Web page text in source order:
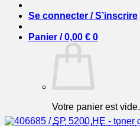
Se connecter / S’inscrire
Panier /0,00 € 0
Votre panier est vide.